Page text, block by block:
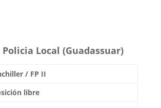
Local (Guadassuar)
/ FP II
libre